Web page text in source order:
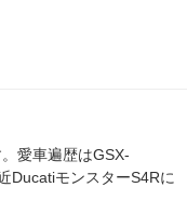
愛車遍歴はGSX-
DucatiモンスターS4Rに